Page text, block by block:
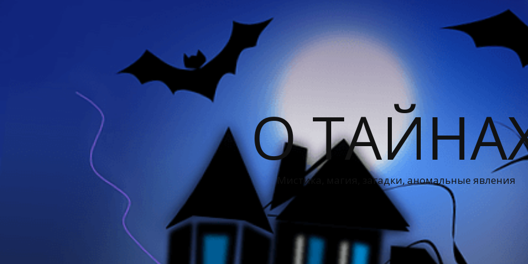
О
Мистика, магия, загадки, аномальные явления